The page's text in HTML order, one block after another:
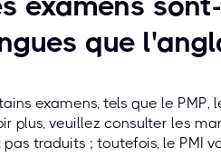
que
examens, tels que le PMP,
plus, veuillez consulter les
pas traduits ; toutefois, le PMI